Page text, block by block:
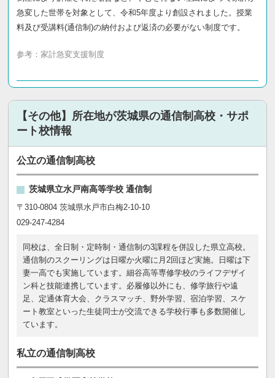
急変した世帯を対象として、令和5年度より創設されました。授業
料及び受講料(通信制)の納付および返済の必要がない制度です。
参考： 家計急変支援制度
【その他】所在地が茨城県の通信制高校・サポ
ート校情報
公立の通信制高校
茨城県立水戸南高等学校 通信制
〒310-0804 茨城県水戸市白梅2-10-10
029-247-4284
同校は、全日制・定時制・通信制の3課程を併設した県立高校。
通信制のスクーリングは日曜か火曜に月2回ほど実施。日曜は下
妻一高でも実施しています。細谷高等専修学校のライフデザイ
ン科と技能連携しています。必履修以外にも、修学旅行や遠
足、定通体育大会、クラスマッチ、野外学習、宿泊学習、スケ
ート教室といった生徒同士が交流できる学校行事も多数開催し
ています。
私立の通信制高校